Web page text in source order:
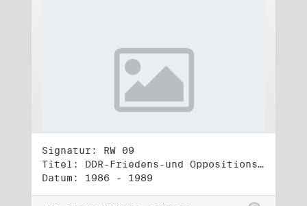
Signatur: RW 09
Titel: DDR-Friedens-und Oppositionsbewegung (2)
Datum: 1986 - 1989